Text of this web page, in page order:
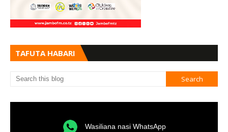
TAFUTA HABARI
Wasiliana nasi WhatsApp